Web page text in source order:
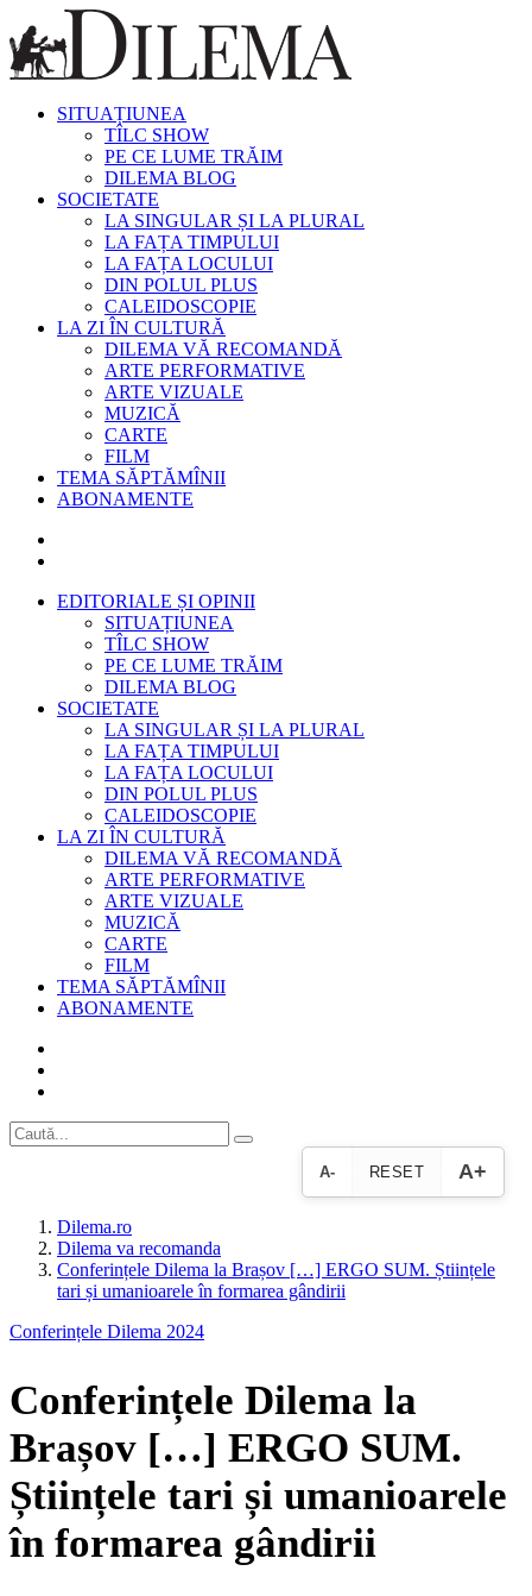
SITUAȚIUNEA
TÎLC SHOW
PE CE LUME TRĂIM
DILEMA BLOG
SOCIETATE
LA SINGULAR ȘI LA PLURAL
LA FAȚA TIMPULUI
LA FAȚA LOCULUI
DIN POLUL PLUS
CALEIDOSCOPIE
LA ZI ÎN CULTURĂ
DILEMA VĂ RECOMANDĂ
ARTE PERFORMATIVE
ARTE VIZUALE
MUZICĂ
CARTE
FILM
TEMA SĂPTĂMÎNII
ABONAMENTE
EDITORIALE ȘI OPINII
SITUAȚIUNEA
TÎLC SHOW
PE CE LUME TRĂIM
DILEMA BLOG
SOCIETATE
LA SINGULAR ȘI LA PLURAL
LA FAȚA TIMPULUI
LA FAȚA LOCULUI
DIN POLUL PLUS
CALEIDOSCOPIE
LA ZI ÎN CULTURĂ
DILEMA VĂ RECOMANDĂ
ARTE PERFORMATIVE
ARTE VIZUALE
MUZICĂ
CARTE
FILM
TEMA SĂPTĂMÎNII
ABONAMENTE
A- RESET A+
Dilema.ro
Dilema va recomanda
Conferințele Dilema la Brașov […] ERGO SUM. Științele
tari și umanioarele în formarea gândirii
Conferințele Dilema 2024
Conferințele Dilema la
Brașov […] ERGO SUM.
Științele tari și umanioarele
în formarea gândirii